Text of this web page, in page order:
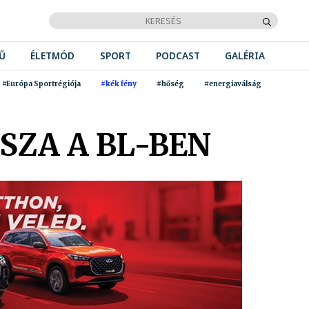
ÉLETMÓD SPORT PODCAST GALÉRIA
#Európa Sportrégiója #kék fény #hőség #energiaválság
A BL-BEN